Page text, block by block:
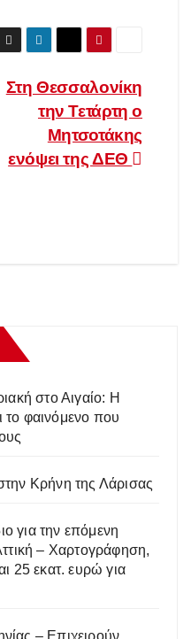
Στη Θεσσαλονίκη
την Τετάρτη ο
Μητσοτάκης
ενόψει της ΔΕΘ
στο Αιγαίο: Η
φαινόμενο που
Κρήνη της Λάρισας
για την επόμενη
– Χαρτογράφηση,
25 εκατ. ευρώ για